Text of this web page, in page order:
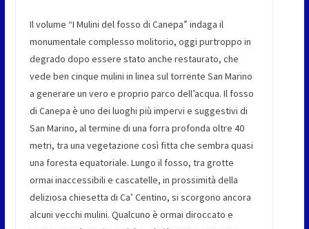
Il volume “I Mulini del fosso di Canepa” indaga il
monumentale complesso molitorio, oggi purtroppo in
degrado dopo essere stato anche restaurato, che
vede ben cinque mulini in linea sul torrente San Marino
a generare un vero e proprio parco dell’acqua. Il fosso
di Canepa è uno dei luoghi più impervi e suggestivi di
San Marino, al termine di una forra profonda oltre 40
metri, tra una vegetazione così fitta che sembra quasi
una foresta equatoriale. Lungo il fosso, tra grotte
ormai inaccessibili e cascatelle, in prossimità della
deliziosa chiesetta di Ca’ Centino, si scorgono ancora
alcuni vecchi mulini. Qualcuno è ormai diroccato e